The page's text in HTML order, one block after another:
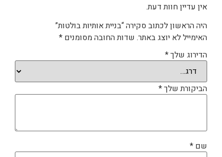
אין עדיין חוות דעת.
היה הראשון לכתוב סקירה “בניית אותיות בולטות”
האימייל לא יוצג באתר. שדות החובה מסומנים *
הדירוג שלך*
הביקורת שלך*
שם *